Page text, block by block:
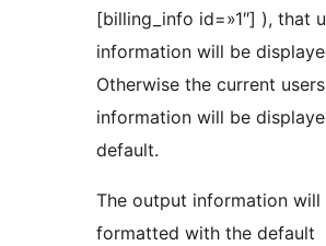
[billing_info id=»1″] ), that
information will be
Otherwise the current users
information will be
default.
The output information will
formatted with the default